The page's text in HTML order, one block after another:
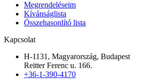
Megrendeléseim
Kívánságlista
Összehasonlító lista
Kapcsolat
H-1131, Magyarország, Budapest
Reitter Ferenc u. 166.
+36-1-390-4170